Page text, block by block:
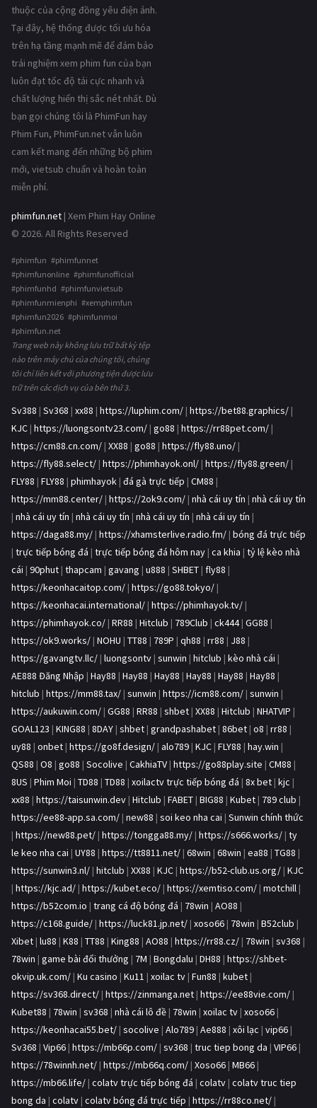
thuộc của cộng đồng yêu điện ảnh.
Tại đây, hệ thống được tối ưu hóa
trên hạ tầng mạnh mẽ để đảm bảo
trải nghiệm xem phim fun của bạn
luôn đạt tốc độ tải cực nhanh và
chất lượng hiển thị sắc nét nhất. Dù
bạn gọi chúng tôi là PhimFun hay
Phim Fun, PhimFun.net vẫn luôn
cam kết mang đến những bộ phim
mới, vietsub chuẩn và hoàn toàn
miễn phí.
phimfun.net | Xem Phim Hay Online
© 2026. All Rights Reserved
#phimfun #phimfunnet
#phimfunonline #phimfunofficial
#phimfunhd #phimfunvietsub
#phimfunmienphi #xemphimfun
#phimfun2026 #phimfunmoi
#phimfun.net
Trang web này không lưu trữ bất kỳ tệp
nào trên máy chủ của chúng tôi, chúng
tôi chỉ liên kết với phương tiện được lưu
trữ trên các dịch vụ của bên thứ 3.
Sv388 | Sv368 | xx88 | https://luphim.com/ | https://bet88.graphics/ |
KJC | https://luongsontv23.com/ | go88 | https://rr88pet.com/ |
https://cm88.cn.com/ | XX88 | go88 | https://fly88.uno/ |
https://fly88.select/ | https://phimhayok.onl/ | https://fly88.green/ |
FLY88 | FLY88 | phimhayok | đá gà trực tiếp | CM88 |
https://mm88.center/ | https://2ok9.com/ | nhà cái uy tín | nhà cái uy tín
| nhà cái uy tín | nhà cái uy tín | nhà cái uy tín | nhà cái uy tín |
https://daga88.my/ | https://xhamsterlive.radio.fm/ | bóng đá trực tiếp
| trực tiếp bóng đá | trực tiếp bóng đá hôm nay | ca khia | tỷ lệ kèo nhà
cái | 90phut | thapcam | gavang | u888 | SHBET | fly88 |
https://keonhacaitop.com/ | https://go88.tokyo/ |
https://keonhacai.international/ | https://phimhayok.tv/ |
https://phimhayok.co/ | RR88 | Hitclub | 789Club | ck444| GG88 |
https://ok9.works/ | NOHU | TT88 | 789P | qh88 | rr88 | J88 |
https://gavangtv.llc/ | luongsontv | sunwin | hitclub | kèo nhà cái |
AE888 Đăng Nhập | Hay88 | Hay88 | Hay88 | Hay88 | Hay88 | Hay88 |
hitclub | https://mm88.tax/ | sunwin | https://icm88.com/ | sunwin |
https://aukuwin.com/ | GG88 | RR88 | shbet | XX88 | Hitclub | NHATVIP |
GOAL123 | KING88 | 8DAY | shbet | grandpashabet | 86bet | o8 | rr88 |
uy88 | onbet | https://go8f.design/ | alo789 | KJC | FLY88 | hay.win |
QS88 | O8 | go88 | Socolive | CakhiaTV | https://go88play.site | CM88 |
8US | Phim Moi | TD88 | TD88 | xoilactv trực tiếp bóng đá | 8x bet | kjc |
xx88 | https://taisunwin.dev | Hitclub | FABET | BIG88 | Kubet | 789 club |
https://ee88-app.sa.com/ | new88 | soi keo nha cai | Sunwin chính thức
| https://new88.pet/ | https://tongga88.my/ | https://s666.works/ | ty
le keo nha cai | UY88 | https://tt8811.net/ | 68win | 68win | ea88 | TG88 |
https://sunwin3.nl/ | hitclub | XX88 | KJC | https://b52-club.us.org/ | KJC
| https://kjc.ad/ | https://kubet.eco/ | https://xemtiso.com/ | motchill |
https://b52com.io | trang cá độ bóng đá | 78win | AO88 |
https://c168.guide/ | https://luck81.jp.net/ | xoso66 | 78win | B52club |
Xibet | lu88 | K88 | TT88 | King88 | AO88 | https://rr88.cz/ | 78win | sv368 |
78win | game bài đổi thưởng | 7M | Bongdalu | DH88 | https://shbet-
okvip.uk.com/ | Ku casino | Ku11 | xoilac tv | Fun88 | kubet |
https://sv368.direct/ | https://zinmanga.net | https://ee88vie.com/ |
Kubet88 | 78win | sv368 | nhà cái lô đề | 78win | xoilac tv | xoso66 |
https://keonhacai55.bet/ | socolive | Alo789 | Ae888 | xôi lạc | vip66 |
Sv368 | Vip66 | https://mb66p.com/ | sv368 | truc tiep bong da | VIP66 |
https://78winnh.net/ | https://mb66q.com/ | Xoso66 | MB66 |
https://mb66.life/ | colatv trực tiếp bóng đá | colatv | colatv truc tiep
bong da | colatv | colatv bóng đá trực tiếp | https://rr88co.net/ |